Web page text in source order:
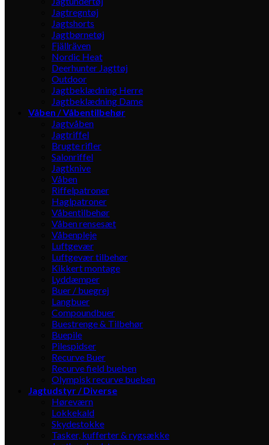
Jagtregntøj
Jagtshorts
Jagtbørnetøj
Fjällräven
Nordic Heat
Deerhunter Jagttøj
Outdoor
Jagtbeklædning Herre
Jagtbeklædning Dame
Våben / Våbentilbehør
Jagtvåben
Jagtriffel
Brugte rifler
Salonriffel
Jagtknive
Våben
Riffelpatroner
Haglpatroner
Våbentilbehør
Våben rensesæt
Våbenpleje
Luftgevær
Luftgevær tilbehør
Kikkert montage
Lyddæmper
Buer / buegrej
Langbuer
Compoundbuer
Buestrenge & Tilbehør
Buepile
Pilespidser
Recurve Buer
Recurve field bueben
Olympisk recurve bueben
Jagtudstyr / Diverse
Høreværn
Lokkekald
Skydestokke
Tasker, kufferter & rygsække